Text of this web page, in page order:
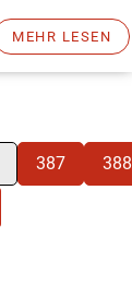
MEHR LESEN
387 388